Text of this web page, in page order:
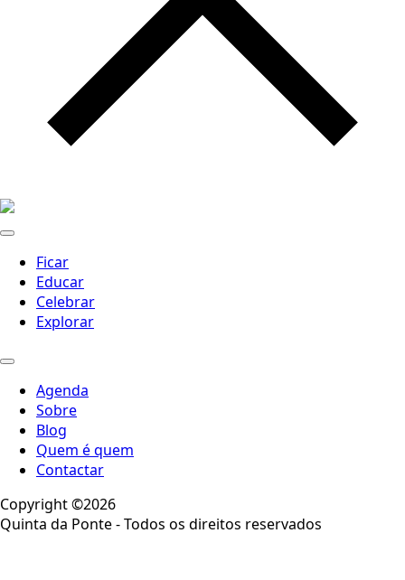
Ficar
Educar
Celebrar
Explorar
Agenda
Sobre
Blog
Quem é quem
Contactar
Copyright ©2026
Quinta da Ponte - Todos os direitos reservados